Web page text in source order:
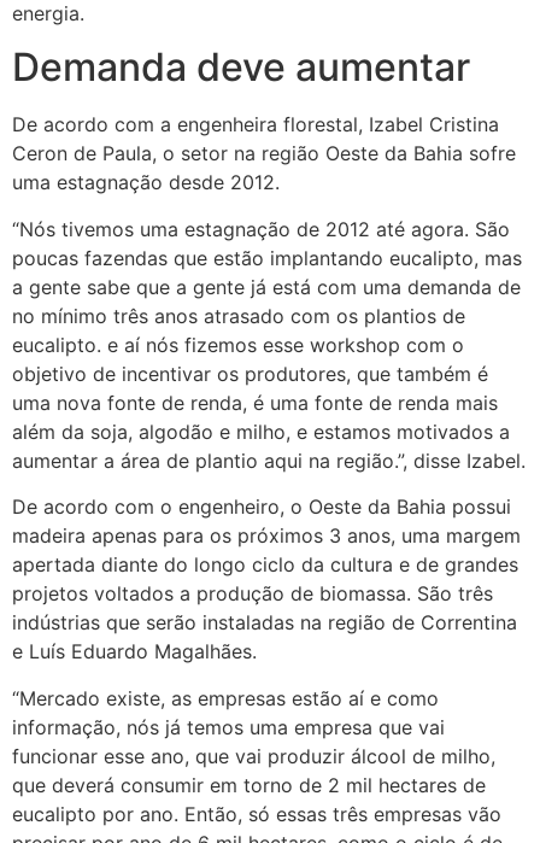
energia.
Demanda deve aumentar
De acordo com a engenheira florestal, Izabel Cristina
Ceron de Paula, o setor na região Oeste da Bahia sofre
uma estagnação desde 2012.
“Nós tivemos uma estagnação de 2012 até agora. São
poucas fazendas que estão implantando eucalipto, mas
a gente sabe que a gente já está com uma demanda de
no mínimo três anos atrasado com os plantios de
eucalipto. e aí nós fizemos esse workshop com o
objetivo de incentivar os produtores, que também é
uma nova fonte de renda, é uma fonte de renda mais
além da soja, algodão e milho, e estamos motivados a
aumentar a área de plantio aqui na região.”, disse Izabel.
De acordo com o engenheiro, o Oeste da Bahia possui
madeira apenas para os próximos 3 anos, uma margem
apertada diante do longo ciclo da cultura e de grandes
projetos voltados a produção de biomassa. São três
indústrias que serão instaladas na região de Correntina
e Luís Eduardo Magalhães.
“Mercado existe, as empresas estão aí e como
informação, nós já temos uma empresa que vai
funcionar esse ano, que vai produzir álcool de milho,
que deverá consumir em torno de 2 mil hectares de
eucalipto por ano. Então, só essas três empresas vão